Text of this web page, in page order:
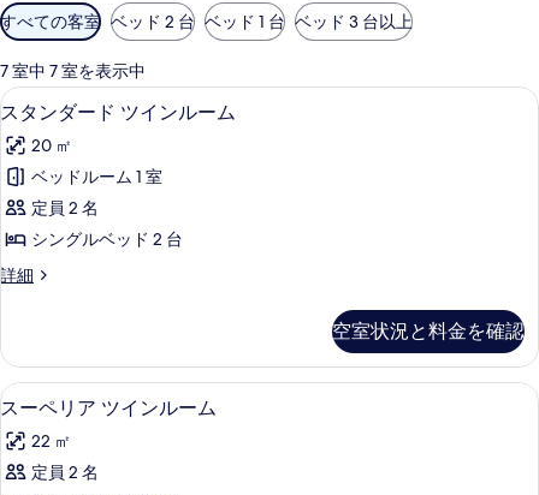
利
用
可
能
な
客
室
の
り
込
件
すべての客室 ベッド 2 台 ベッド 1 台 ベッド 3 台以上
7 室中 7 室を表示中
ス
タ
ン
ダ
ー
ツ
ン
ル
ー
ム
の
スタンダード ツインルーム | エジプ
5
スタンダード ツインルーム
20 ㎡
ベッドルーム 1 室
定員 2 名
シングルベッド 2 台
詳細
ス
ー
ド
ツ
ン
ル
空室状況と料金を確認
ス
ー
ペ
スーペリア ツインルーム | エジプト
6
スーペリア ツインルーム
22 ㎡
定員 2 名